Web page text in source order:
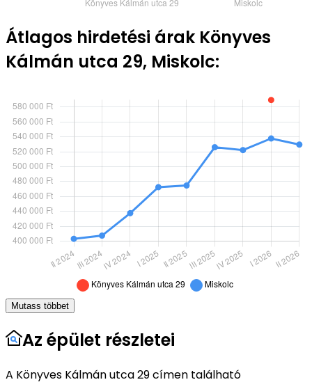
Átlagos hirdetési árak Könyves
Kálmán utca 29, Miskolc:
Mutass többet
Az épület részletei
A Könyves Kálmán utca 29 címen található